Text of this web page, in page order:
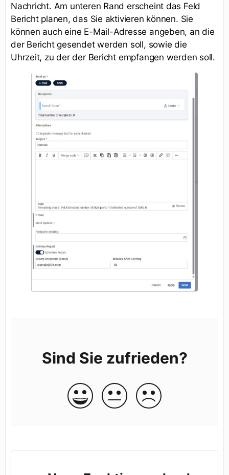
Nachricht. Am unteren Rand erscheint das Feld
Bericht planen, das Sie aktivieren können. Sie
können auch eine E-Mail-Adresse angeben, an die
der Bericht gesendet werden soll, sowie die
Uhrzeit, zu der der Bericht empfangen werden soll.
Sind Sie zufrieden?